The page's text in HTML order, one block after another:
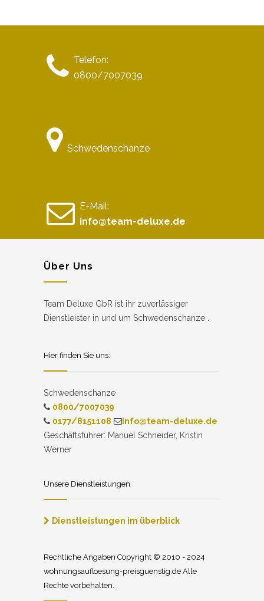
Telefon:
0800/7007039
Schwedenschanze
E-Mail:
info@team-deluxe.de
Über Uns
Team Deluxe GbR ist ihr zuverlässiger
Dienstleister in und um Schwedenschanze .
Hier finden Sie uns:
Schwedenschanze
0800/7007039
0177/8151108
info@team-deluxe.de
Geschäftsführer: Manuel Schneider, Kristin
Werner
Unsere Dienstleistungen
Dienstleistungen im überblick
Rechtliche Angaben Copyright © 2010 - 2024
wohnungsaufloesung-preisguenstig.de Alle
Rechte vorbehalten.